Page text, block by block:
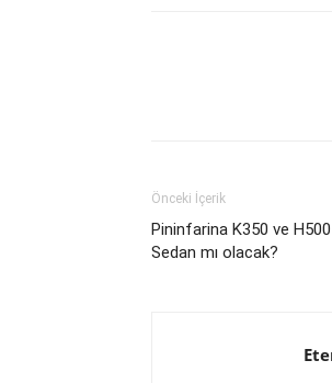
Önceki İçerik
Pininfarina K350 ve
Sedan mı olacak?